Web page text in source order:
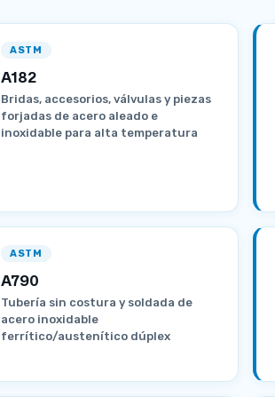
ASTM
A182
Bridas, accesorios, válvulas y piezas
forjadas de acero aleado e
inoxidable para alta temperatura
ASTM
A790
Tubería sin costura y soldada de
acero inoxidable
ferrítico/austenítico dúplex